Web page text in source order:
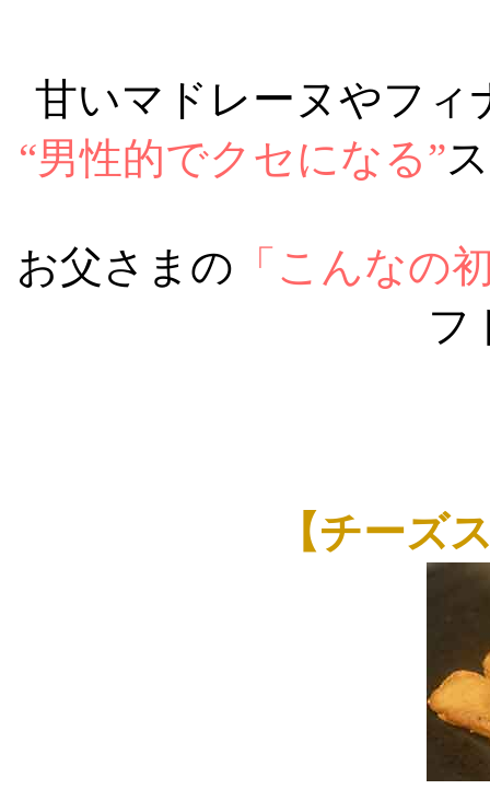
甘いマドレーヌやフィ
“男性的でクセになる”
お父さまの 「こんなの
フ
【チーズ